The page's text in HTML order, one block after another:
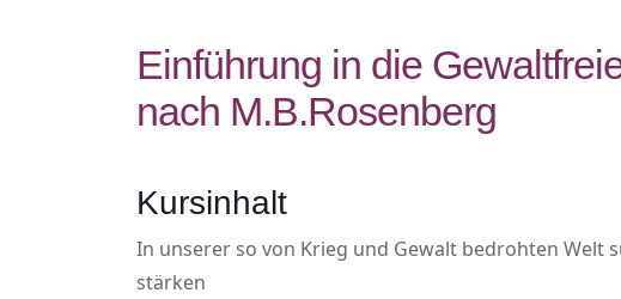
Einführung in die
nach M.B.Rosenberg
Kursinhalt
In unserer so von Krieg und Gewalt bedrohten Welt
stärken